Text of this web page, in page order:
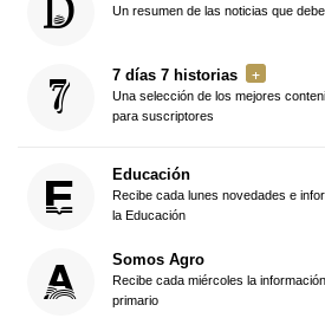
Un resumen de las noticias que
7 días 7 historias
Una selección de los mejores
para suscriptores
Educación
Recibe cada lunes novedades e
la Educación
Somos Agro
Recibe cada miércoles la
primario